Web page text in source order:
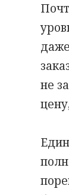
не